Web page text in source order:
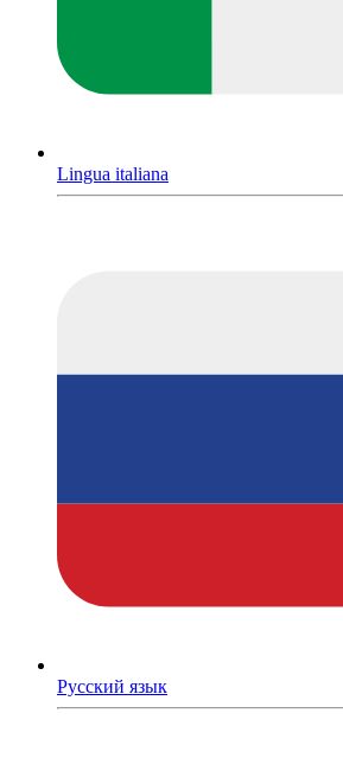
Lingua italiana
Русский язык